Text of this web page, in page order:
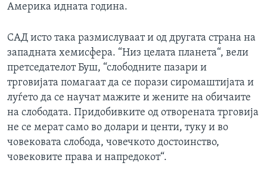
Америка идната година.
САД исто така размислуваат и од другата страна на
западната хемисфера. “Низ целата планета“, вели
претседателот Буш, “слободните пазари и
трговијата помагаат да се порази сиромаштијата и
луѓето да се научат мажите и жените на обичаите
на слободата. Придобивките од отворената трговија
не се мерат само во долари и центи, туку и во
човековата слобода, човечкото достоинство,
човековите права и напредокот“.